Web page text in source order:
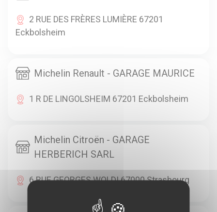
2 RUE DES FRÈRES LUMIÈRE 67201
Eckbolsheim
Michelin Renault - GARAGE MAURICE
1 R DE LINGOLSHEIM 67201 Eckbolsheim
Michelin Citroën - GARAGE
HERBERICH SARL
6 RUE GEORGES WOLDI 67000 Strasbourg